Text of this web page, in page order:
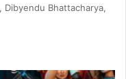
Dibyendu Bhattacharya,